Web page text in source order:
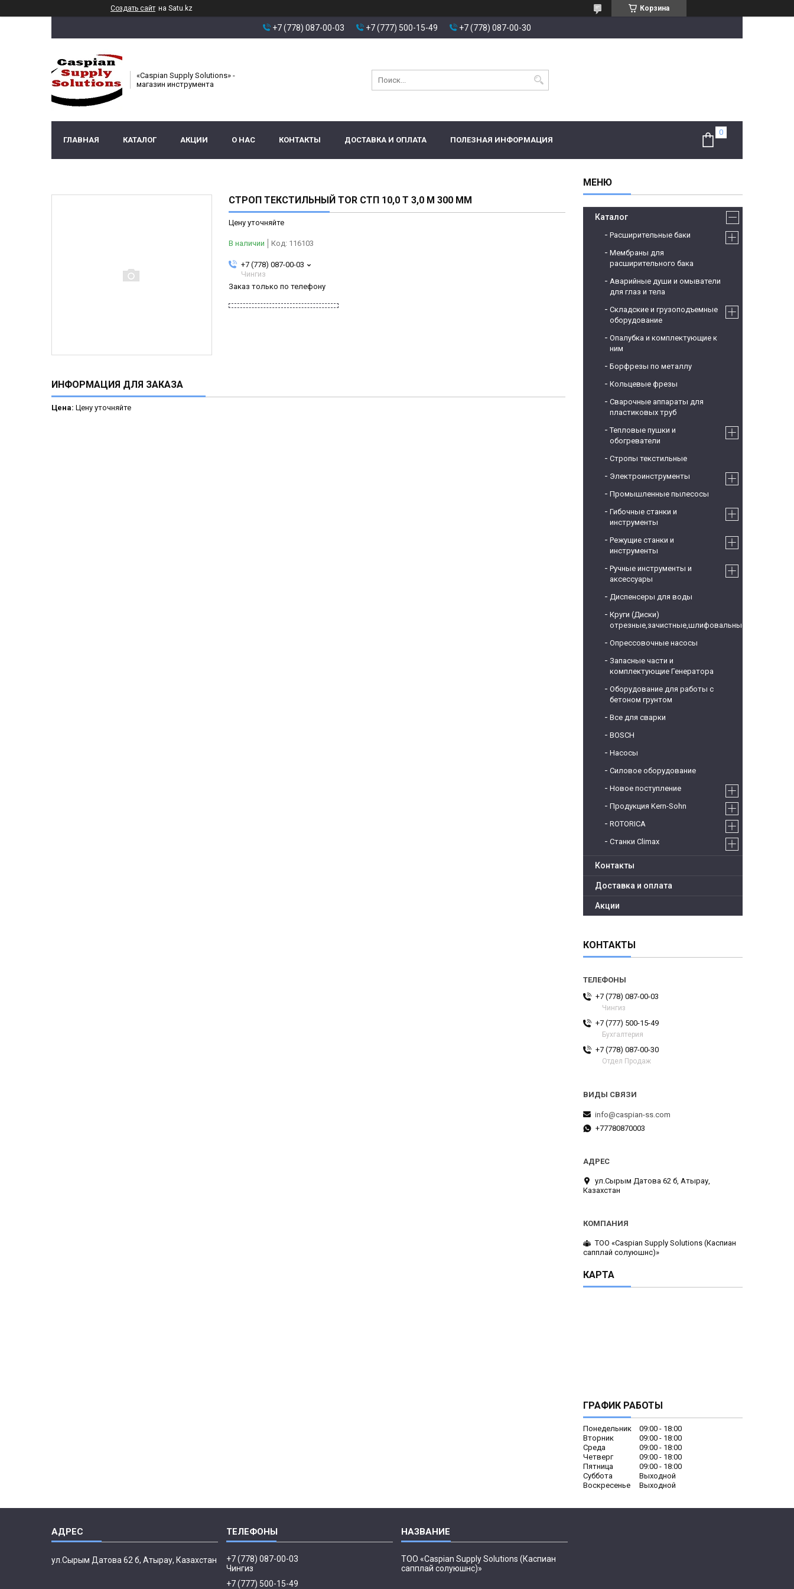
Создать сайт на Satu.kz Корзина
+7 (778) 087-00-03 +7 (777) 500-15-49 +7 (778) 087-00-30
«Caspian Supply Solutions» -
магазин инструмента
ГЛАВНАЯ КАТАЛОГ АКЦИИ О НАС КОНТАКТЫ ДОСТАВКА И ОПЛАТА ПОЛЕЗНАЯ ИНФОРМАЦИЯ
СТРОП ТЕКСТИЛЬНЫЙ TOR СТП 10,0 Т 3,0 М 300 ММ
Цену уточняйте
В наличии Код: 116103
+7 (778) 087-00-03
Чингиз
Заказ только по телефону
ИНФОРМАЦИЯ ДЛЯ ЗАКАЗА
Цена: Цену уточняйте
Каталог
Расширительные баки
Мембраны для
расширительного бака
Аварийные души и омыватели
для глаз и тела
Складские и грузоподъемные
оборудование
Опалубка и комплектующие к
ним
Борфрезы по металлу
Кольцевые фрезы
Сварочные аппараты для
пластиковых труб
Тепловые пушки и
обогреватели
Стропы текстильные
Электроинструменты
Промышленные пылесосы
Гибочные станки и
инструменты
Режущие станки и
инструменты
Ручные инструменты и
аксессуары
Диспенсеры для воды
Круги (Диски)
отрезные,зачистные,шлифовальные
Опрессовочные насосы
Запасные части и
комплектующие Генератора
Оборудование для работы с
бетоном грунтом
Все для сварки
BOSCH
Насосы
Силовое оборудование
Новое поступление
Продукция Kern-Sohn
ROTORICA
Станки Climax
Контакты
Доставка и оплата
Акции
КОНТАКТЫ
+7 (778) 087-00-03
Чингиз
+7 (777) 500-15-49
Бухгалтерия
+7 (778) 087-00-30
Отдел Продаж
info@caspian-ss.com
+77780870003
ул.Сырым Датова 62 б, Атырау,
Казахстан
ТОО «Caspian Supply Solutions (Каспиан
сапплай солуюшнс)»
КАРТА
ГРАФИК РАБОТЫ
Понедельник 09:00
18:00
Вторник
09:00
18:00
Среда
09:00
18:00
Четверг
09:00
18:00
Пятница
09:00
18:00
Суббота
Выходной
Воскресенье
Выходной
ул.Сырым Датова 62 б, Атырау, Казахстан
+7 (778) 087-00-03
Чингиз
+7 (777) 500-15-49
ТОО «Caspian Supply Solutions (Каспиан
сапплай солуюшнс)»